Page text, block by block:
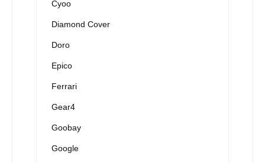
Cyoo
Diamond Cover
Doro
Epico
Ferrari
Gear4
Goobay
Google